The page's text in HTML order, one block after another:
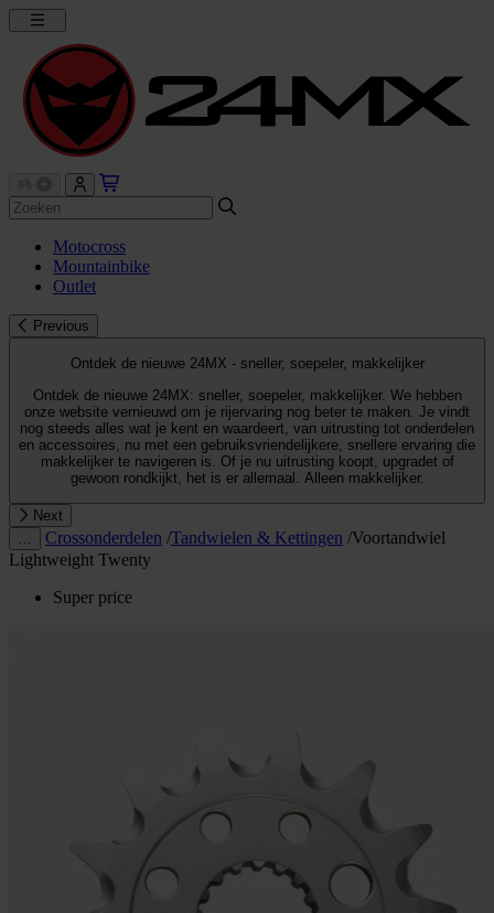
Motocross
Mountainbike
Outlet
Previous
Ontdek de nieuwe 24MX - sneller, soepeler, makkelijker
Ontdek de nieuwe 24MX: sneller, soepeler, makkelijker. We hebben
onze website vernieuwd om je rijervaring nog beter te maken. Je vindt
nog steeds alles wat je kent en waardeert, van uitrusting tot onderdelen
en accessoires, nu met een gebruiksvriendelijkere, snellere ervaring die
makkelijker te navigeren is. Of je nu uitrusting koopt, upgradet of
gewoon rondkijkt, het is er allemaal. Alleen makkelijker.
Next
Crossonderdelen /Tandwielen & Kettingen /Voortandwiel
Lightweight Twenty
Super price